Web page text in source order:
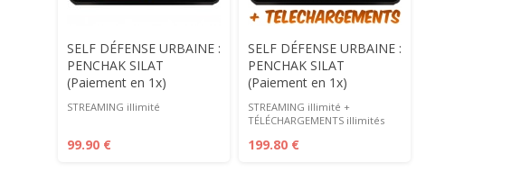
SELF DÉFENSE URBAINE :
PENCHAK SILAT
(Paiement en 1x)
STREAMING illimité
99.90 €
SELF DÉFENSE URBAINE :
PENCHAK SILAT
(Paiement en 1x)
STREAMING illimité +
TÉLÉCHARGEMENTS illimités
199.80 €